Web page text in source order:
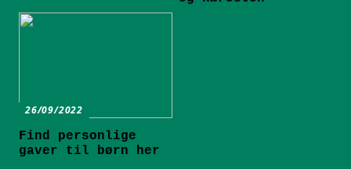
26/09/2022
Find personlige
gaver til børn her